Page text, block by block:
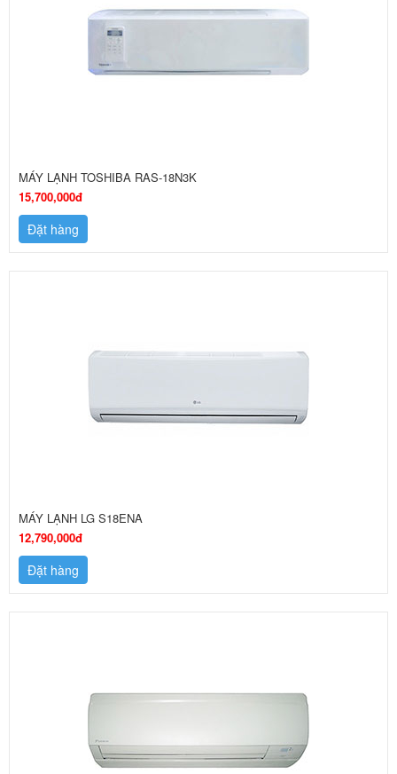
MÁY LẠNH TOSHIBA RAS-18N3K
15,700,000đ
Đặt hàng
MÁY LẠNH LG S18ENA
12,790,000đ
Đặt hàng